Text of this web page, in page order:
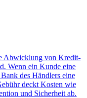
Abwicklung von Kredit-
Wenn ein Kunde eine
des Händlers eine
deckt Kosten wie
und Sicherheit ab.